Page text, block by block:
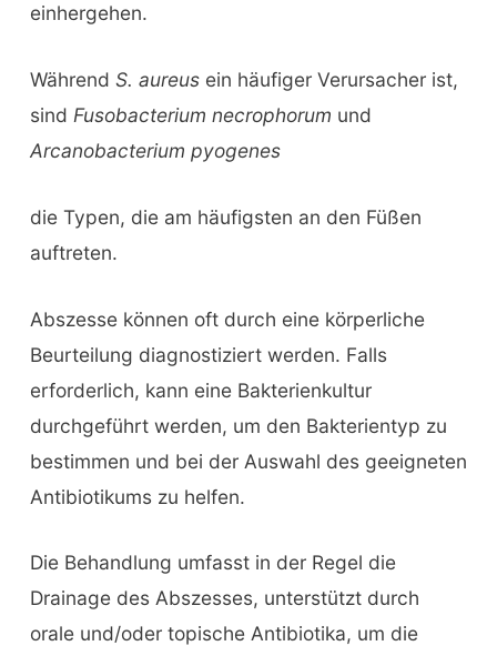
einhergehen.
Während S. aureus ein häufiger Verursacher ist,
sind Fusobacterium necrophorum und
Arcanobacterium pyogenes
die Typen, die am häufigsten an den Füßen
auftreten.
Abszesse können oft durch eine körperliche
Beurteilung diagnostiziert werden. Falls
erforderlich, kann eine Bakterienkultur
durchgeführt werden, um den Bakterientyp zu
bestimmen und bei der Auswahl des geeigneten
Antibiotikums zu helfen.
Die Behandlung umfasst in der Regel die
Drainage des Abszesses, unterstützt durch
orale und/oder topische Antibiotika, um die